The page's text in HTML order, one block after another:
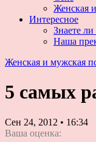
Женская
Интересное
Знаете
Наша
Женская и мужская
5 самых
Сен 24, 2012 • 16:34
Ваша оценка: